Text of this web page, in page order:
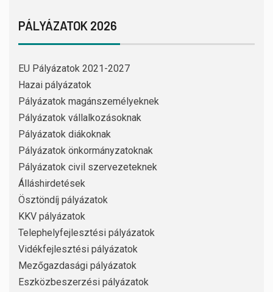
PÁLYÁZATOK 2026
EU Pályázatok 2021-2027
Hazai pályázatok
Pályázatok magánszemélyeknek
Pályázatok vállalkozásoknak
Pályázatok diákoknak
Pályázatok önkormányzatoknak
Pályázatok civil szervezeteknek
Álláshirdetések
Ösztöndíj pályázatok
KKV pályázatok
Telephelyfejlesztési pályázatok
Vidékfejlesztési pályázatok
Mezőgazdasági pályázatok
Eszközbeszerzési pályázatok